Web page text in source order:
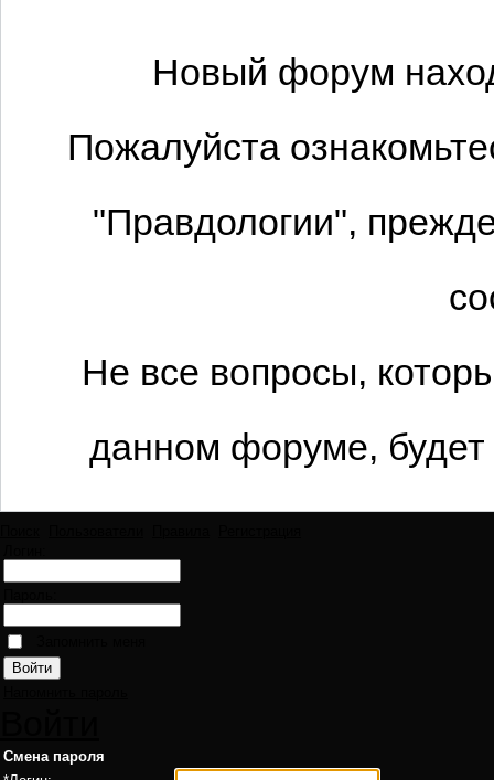
Новый форум
Пожалуйста
"Правдологии",
Не все вопросы,
данном форуме,
Смена пароля